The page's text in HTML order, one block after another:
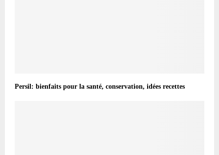
Persil: bienfaits pour la santé, conservation, idées recettes